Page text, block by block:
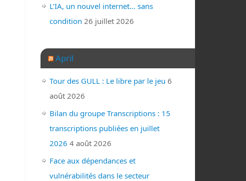
L’IA, un nouvel internet… sans
condition 26 juillet 2026
April
Tour des GULL : Le libre par le jeu 6
août 2026
Bilan du groupe Transcriptions : 15
transcriptions publiées en juillet
2026 4 août 2026
Face aux dépendances et
vulnérabilités dans le secteur